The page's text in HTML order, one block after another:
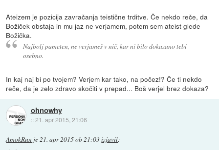
Ateizem je pozicija zavračanja teistične trditve. Če nekdo reče, da
Božiček obstaja in mu jaz ne verjamem, potem sem ateist glede
Božička.
Najbolj pameten, ne verjameš v nič, kar ni bilo dokazano tebi
osebno.
In kaj naj bi po tvojem? Verjem kar tako, na počez!? Če ti nekdo
reče, da je zelo zdravo skočiti v prepad... Boš verjel brez dokaza?
ohnowhy
::21. apr 2015, 21:06
AmokRun je21. apr 2015 ob 21:03izjavil: